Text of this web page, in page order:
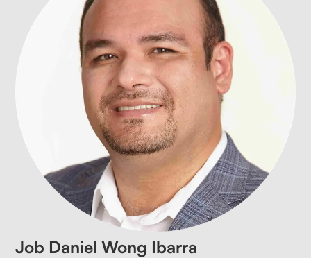
Job Daniel Wong Ibarra